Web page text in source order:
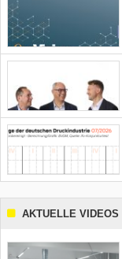
AKTUELLE VIDEOS